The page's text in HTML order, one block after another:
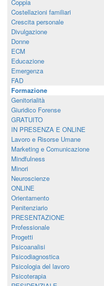
Coppia
Costellazioni familiari
Crescita personale
Divulgazione
Donne
ECM
Educazione
Emergenza
FAD
Formazione
Genitorialità
Giuridico Forense
GRATUITO
IN PRESENZA E ONLINE
Lavoro e Risorse Umane
Marketing e Comunicazione
Mindfulness
Minori
Neuroscienze
ONLINE
Orientamento
Penitenziario
PRESENTAZIONE
Professionale
Progetti
Psicoanalisi
Psicodiagnostica
Psicologia del lavoro
Psicoterapia